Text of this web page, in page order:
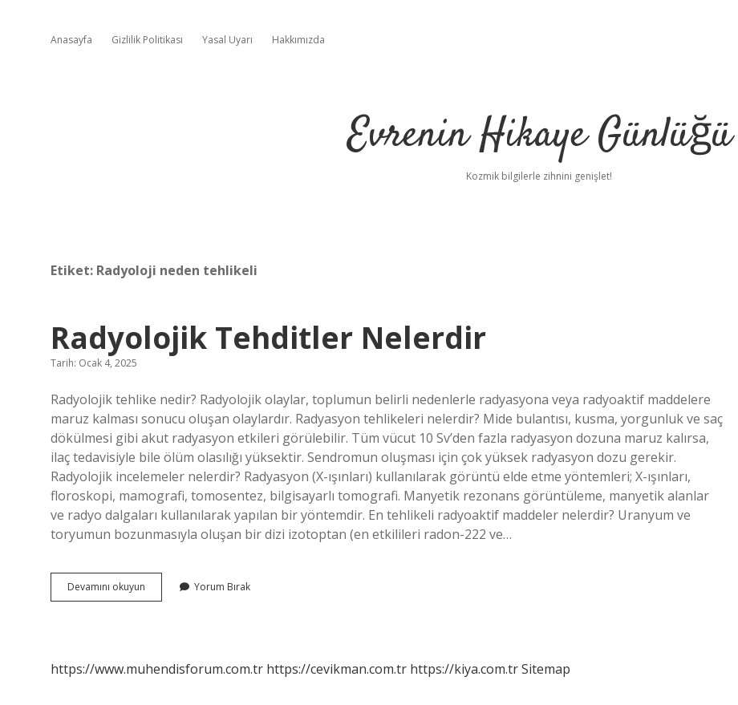
Anasayfa Gizlilik Politikası Yasal Uyarı Hakkımızda
Evrenin Hikaye Günlüğü
Kozmik bilgilerle zihnini genişlet!
Etiket: Radyoloji neden tehlikeli
Radyolojik Tehditler Nelerdir
Tarih: Ocak 4, 2025
Radyolojik tehlike nedir? Radyolojik olaylar, toplumun belirli nedenlerle radyasyona veya radyoaktif maddelere
maruz kalması sonucu oluşan olaylardır. Radyasyon tehlikeleri nelerdir? Mide bulantısı, kusma, yorgunluk ve saç
dökülmesi gibi akut radyasyon etkileri görülebilir. Tüm vücut 10 Sv’den fazla radyasyon dozuna maruz kalırsa,
ilaç tedavisiyle bile ölüm olasılığı yüksektir. Sendromun oluşması için çok yüksek radyasyon dozu gerekir.
Radyolojik incelemeler nelerdir? Radyasyon (X-ışınları) kullanılarak görüntü elde etme yöntemleri; X-ışınları,
floroskopi, mamografi, tomosentez, bilgisayarlı tomografi. Manyetik rezonans görüntüleme, manyetik alanlar
ve radyo dalgaları kullanılarak yapılan bir yöntemdir. En tehlikeli radyoaktif maddeler nelerdir? Uranyum ve
toryumun bozunmasıyla oluşan bir dizi izotoptan (en etkilileri radon-222 ve…
Devamını okuyun Radyolojik
Tehditler
Yorum Bırak
https://www.muhendisforum.com.tr https://cevikman.com.tr https://kiya.com.trSitemap